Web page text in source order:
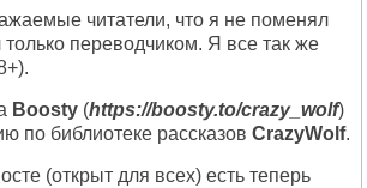
читатели, что я не поменял
переводчиком. Я все так же
Boosty (https://boosty.to/crazy_wolf)
по библиотеке рассказов CrazyWolf.
(открыт для всех) есть теперь